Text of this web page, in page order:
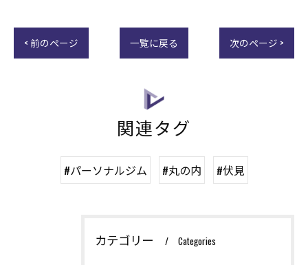
< 前のページ 一覧に戻る 次のページ >
関連タグ
#パーソナルジム #丸の内 #伏見
カテゴリー Categories